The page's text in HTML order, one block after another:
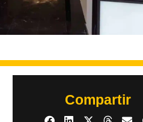
Compartir